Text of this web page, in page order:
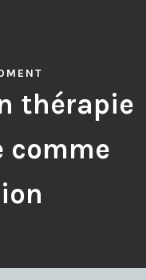
thérapie
comme